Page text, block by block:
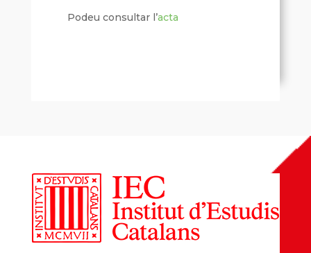
Podeu consultar l’acta